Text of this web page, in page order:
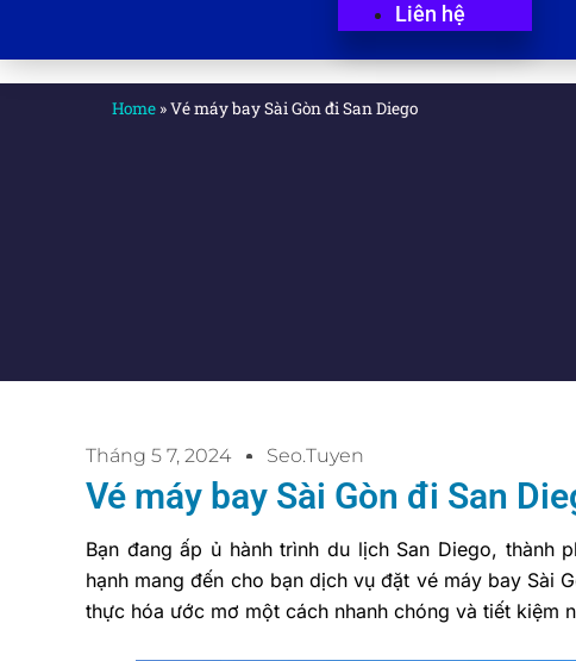
Liên hệ
Home »Vé máy bay Sài Gòn đi San Diego
Tháng 5 7, 2024 Seo.tuyen
Vé máy bay Sài Gòn đi San
Bạn đang ấp ủ hành trình du lịch San Diego, thành
hạnh mang đến cho bạn dịch vụ đặt vé máy bay Sài
thực hóa ước mơ một cách nhanh chóng và tiết kiệm